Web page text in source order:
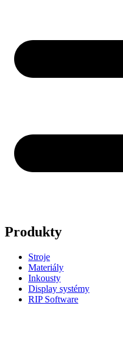
Produkty
Stroje
Materiály
Inkousty
Display systémy
RIP Software